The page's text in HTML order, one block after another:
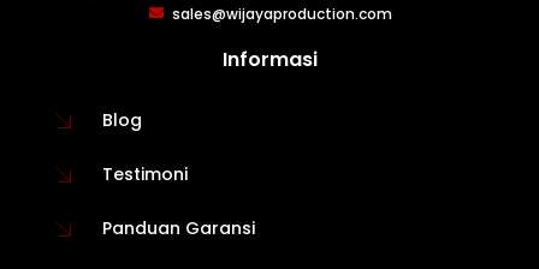
sales@wijayaproduction.com
Informasi
Blog
Testimoni
Panduan Garansi